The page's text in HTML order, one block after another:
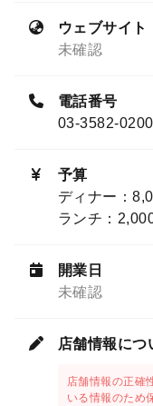
ウェブサイト
未確認
電話番号
03-3582-0200
予算
ディナー：
ランチ：
開業日
未確認
店舗情報につ
店舗情報の正確
いる情報のため